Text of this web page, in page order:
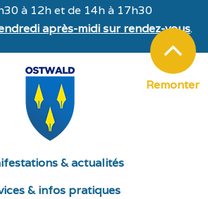
à 12h et de 14h à 17h30
après-midi sur rendez-vous.
Remonter
& actualités
& infos pratiques